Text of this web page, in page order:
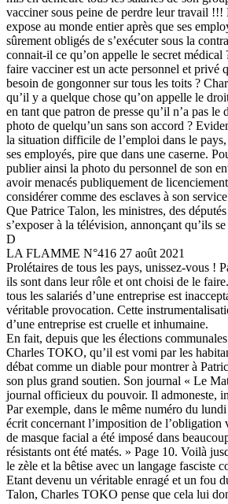
vacciner sous peine de perdre leur travail !!!
expose au monde entier après que ses
sûrement obligés de s’exécuter sous la
connait-il ce qu’on appelle le secret médical
faire vacciner est un acte personnel et privé
besoin de gongonner sur tous les toits ?
qu’il y a quelque chose qu’on appelle le
en tant que patron de presse qu’il n’a pas le
photo de quelqu’un sans son accord ?
la situation difficile de l’emploi dans le
ses employés, pire que dans une caserne.
publier ainsi la photo du personnel de son
avoir menacés publiquement de
considérer comme des esclaves à son
Que Patrice Talon, les ministres, des
s’exposer à la télévision, annonçant qu’ils
D
LA FLAMME N°416 27 août 2021
Prolétaires de tous les pays, unissez-vous !
ils sont dans leur rôle et ont choisi de le
tous les salariés d’une entreprise est
véritable provocation. Cette
d’une entreprise est cruelle et inhumaine.
En fait, depuis que les élections
Charles TOKO, qu’il est vomi par les
débat comme un diable pour montrer à
son plus grand soutien. Son journal « Le
journal officieux du pouvoir. Il admoneste,
Par exemple, dans le même numéro du
écrit concernant l’imposition de l’obligation
de masque facial a été imposé dans
résistants ont été matés. » Page 10. Voilà
le zèle et la bêtise avec un langage fasciste
Etant devenu un véritable enragé et un fou
Talon, Charles TOKO pense que cela lui